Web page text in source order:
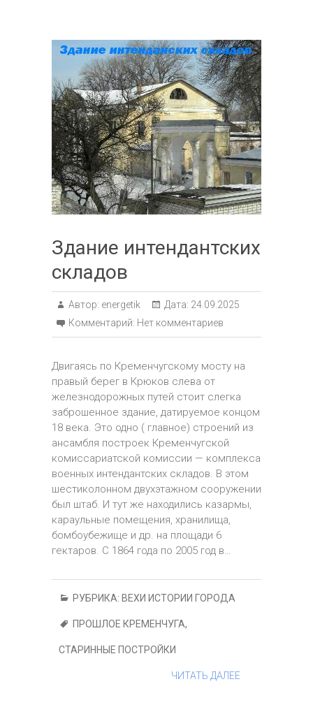
Здание интендантских
складов
Автор: energetik Дата: 24.09.2025
Комментарий: Нет комментариев
Двигаясь по Кременчугскому мосту на
правый берег в Крюков слева от
железнодорожных путей стоит слегка
заброшенное здание, датируемое концом
18 века. Это одно ( главное) строений из
ансамбля построек Кременчугской
комиссариатской комиссии — комплекса
военных интендантских складов. В этом
шестиколонном двухэтажном сооружении
был штаб. И тут же находились казармы,
караульные помещения, хранилища,
бомбоубежище и др. на площади 6
гектаров. С 1864 года по 2005 год в…
РУБРИКА: ВЕХИ ИСТОРИИ ГОРОДА
ПРОШЛОЕ КРЕМЕНЧУГА,
СТАРИННЫЕ ПОСТРОЙКИ
ЧИТАТЬ ДАЛЕЕ